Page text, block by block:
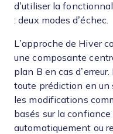
d’utiliser la
: deux modes d’échec.
L’approche de Hiver
une composante
plan B en cas
toute prédiction en un
les modifications
basés sur la
automatiquement ou